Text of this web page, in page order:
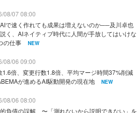
08/07 08:00
で速く作れても成果は増えないのか──及川卓也
く、AIネイティブ時代に人間が手放してはいけな
の仕事
NEW
08/06 09:00
1.6倍、変更行数1.8倍、平均マージ時間37%削減
が進めるAI駆動開発の現在地
NEW
08/06 08:00
負債の誤解 〜「測れないから説明できない」を